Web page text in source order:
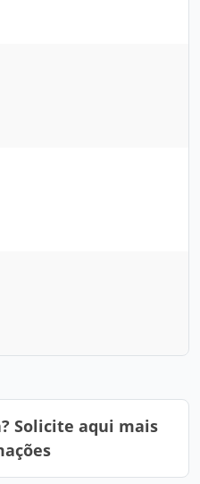
Solicite aqui mais